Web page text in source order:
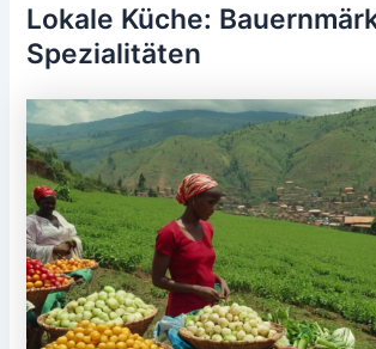
Lokale Küche:
Spezialitäten